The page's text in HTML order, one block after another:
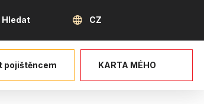
Hledat Jazyk
CZ
pojištěncem KARTA MÉHO